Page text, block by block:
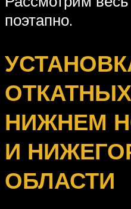
поэтапно.
НИЖНЕМ
И
ОБЛАСТИ